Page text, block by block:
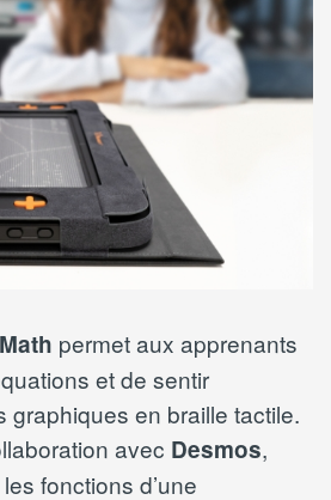
permet aux apprenants
et de sentir
graphiques en braille tactile.
avec Desmos,
fonctions d’une